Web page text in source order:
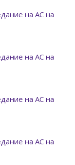
на АС на
на АС на
на АС на
на АС на